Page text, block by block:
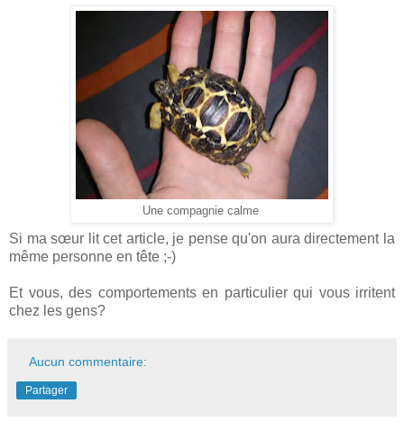
Une compagnie calme
Si ma sœur lit cet article, je pense qu'on aura directement la
même personne en tête ;-)
Et vous, des comportements en particulier qui vous irritent
chez les gens?
Aucun commentaire:
Partager